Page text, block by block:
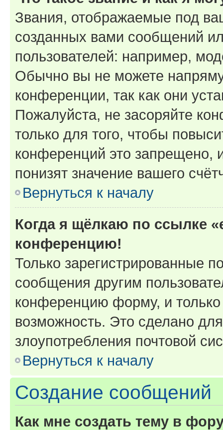
Звания, отображаемые под
созданных вами сообщений
пользователей: например,
Обычно вы не можете
конференции, так как они
Пожалуйста, не засоряйте
только для того, чтобы
конференций это запрещено,
понизят значение вашего
Вернуться к началу
Когда я щёлкаю по ссылке
конференцию!
Только зарегистрированные
сообщения другим
конференцию форму, и
возможность. Это сделано
злоупотребления почтовой
Вернуться к началу
Создание сообщений
Как мне создать тему в